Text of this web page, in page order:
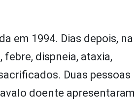
em 1994. Dias depois, na
dispneia, ataxia,
Duas pessoas
doente apresentaram